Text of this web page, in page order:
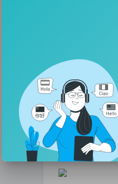
когда
Наобещали
Порошенко вы
бегаете и
вы верите что
родину под
даже детей не